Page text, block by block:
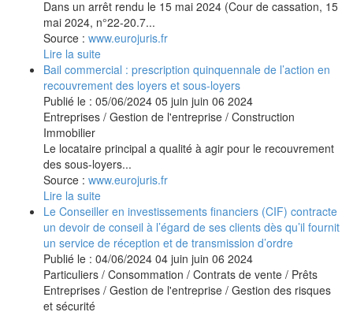
Dans un arrêt rendu le 15 mai 2024 (Cour de cassation, 15
mai 2024, n°22-20.7...
Source : www.eurojuris.fr
Lire la suite
Bail commercial : prescription quinquennale de l’action en
recouvrement des loyers et sous-loyers
Publié le : 05/06/2024 05 juin juin 06 2024
Entreprises / Gestion de l'entreprise / Construction
Immobilier
Le locataire principal a qualité à agir pour le recouvrement
des sous-loyers...
Source : www.eurojuris.fr
Lire la suite
Le Conseiller en investissements financiers (CIF) contracte
un devoir de conseil à l’égard de ses clients dès qu’il fournit
un service de réception et de transmission d’ordre
Publié le : 04/06/2024 04 juin juin 06 2024
Particuliers / Consommation / Contrats de vente / Prêts
Entreprises / Gestion de l'entreprise / Gestion des risques
et sécurité